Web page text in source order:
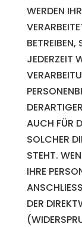
WERDEN
JEDERZEIT
AUCH FÜR
SOLCHER
STEHT.
IHRE
DER